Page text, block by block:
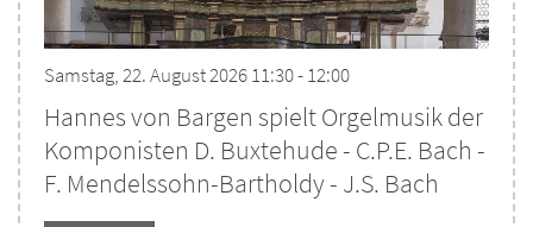
Samstag, 22. August 2026 11:30 - 12:00
Hannes von Bargen spielt Orgelmusik der
Komponisten D. Buxtehude - C.P.E. Bach -
F. Mendelssohn-Bartholdy - J.S. Bach